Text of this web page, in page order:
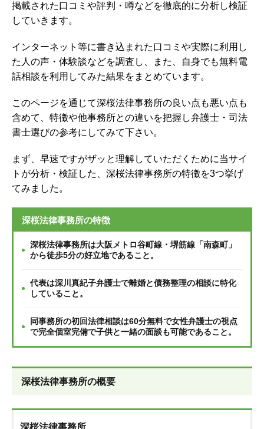
掲載された口コミや評判・噂などを徹底的に分析し検証
していきます。
インターネット等に書き込まれた口コミや実際に利用し
た人の声・体験談などを調査し、
また、自身でも無料電
話相談を利用してみた結果をまとめています。
このページを通じて深桜法律事務所の良い点も悪い点も
含めて、特徴や他事務所との違いを把握し弁護士・司法
書士選びの参考にしてみて下さい。
まず、早速ですがザッと理解していただくために当サイ
トが分析・検証した、深桜法律事務所の特徴を3つ挙げ
てみました。
深桜法律事務所の特徴
深桜法律事務所は大阪メトロ谷町線・堺筋線「南森町」
から徒歩5分の好立地であること。
代表は深川真紀子弁護士で離婚と債務整理の相談に特化
していること。
同事務所の初回法律相談は60分無料で女性弁護士の視点
で完全個室完備で子供と一緒の面談も可能であること。
深桜法律事務所の概要
深桜法律事務所